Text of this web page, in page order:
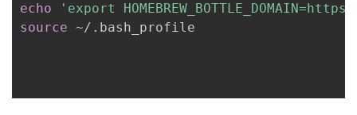
的
我
echo
'export
source ~/.bash_profile